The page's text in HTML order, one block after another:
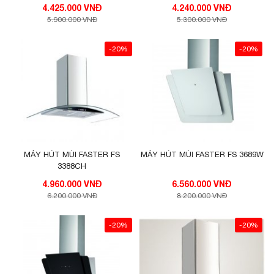
Công suất hút khỏe, động cơ turbin đôi
Máy hút mùi Eurosun EH-70K27S
được trang bị
4.425.000 VNĐ
5.900.000 VNĐ
4.240.000 VNĐ
5.300.000 VNĐ
-20%
MÁY HÚT MÙI FASTER FS
3388CH
4.960.000 VNĐ
6.200.000 VNĐ
-20%
MÁY HÚT MÙI FASTER FS 3689W
6.560.000 VNĐ
8.200.000 VNĐ
-20% -20%